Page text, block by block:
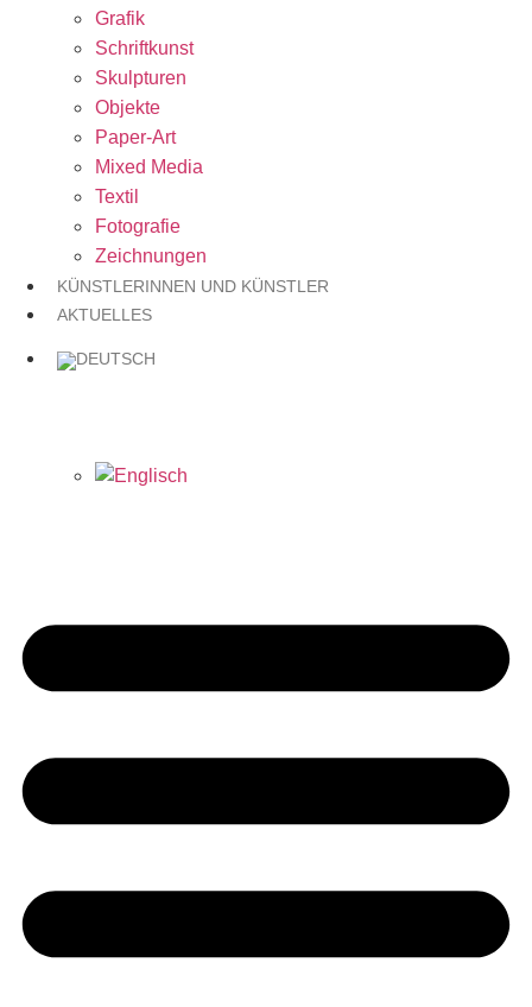
Grafik
Schriftkunst
Skulpturen
Objekte
Paper-Art
Mixed Media
Textil
Fotografie
Zeichnungen
KÜNSTLERINNEN UND KÜNSTLER
AKTUELLES